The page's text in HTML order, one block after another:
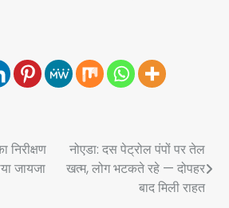
निरीक्षण
जायजा
नोएडा: दस पेट्रोल पंपों पर तेल
खत्म, लोग भटकते रहे — दोपहर
बाद मिली राहत